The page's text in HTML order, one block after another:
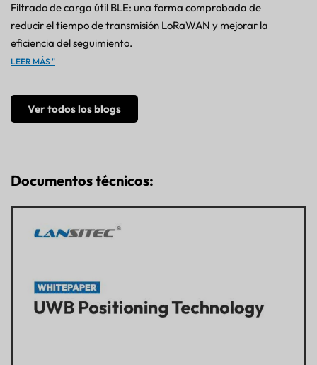
Filtrado de carga útil BLE: una forma comprobada de
reducir el tiempo de transmisión LoRaWAN y mejorar la
eficiencia del seguimiento.
LEER MÁS "
Ver todos los blogs
Documentos técnicos: